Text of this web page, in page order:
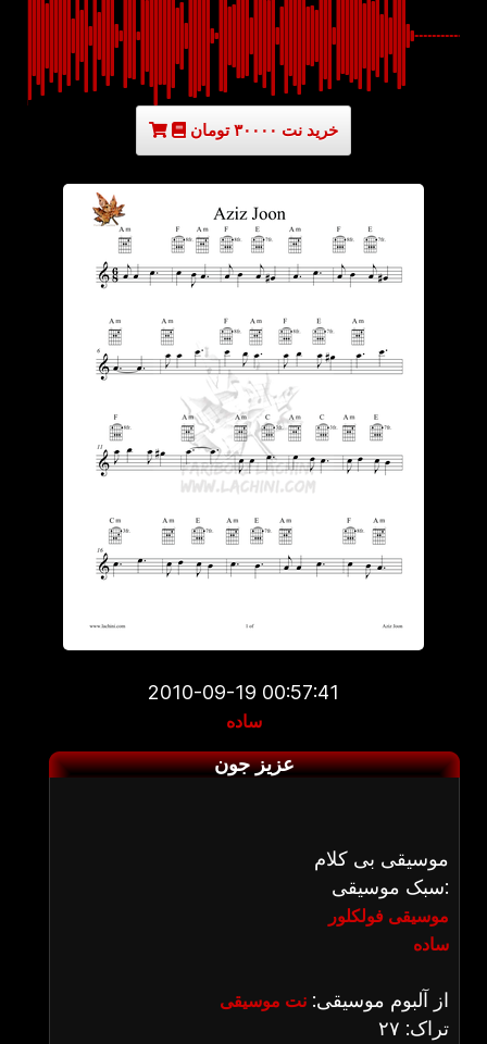
خرید نت ۳۰۰۰۰ تومان
2010-09-19 00:57:41
ساده
عزیز جون
موسیقی بی کلام
سبک موسیقی:
موسیقی فولکلور
ساده
از آلبوم موسیقی: نت موسیقی
تراک: ۲۷